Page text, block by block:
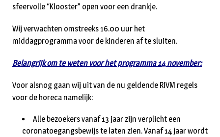
sfeervolle “Klooster” open voor een drankje.
Wij verwachten omstreeks 16.00 uur het
middagprogramma voor de kinderen af te sluiten.
Belangrijk om te weten voor het programma 14 november:
Voor alsnog gaan wij uit van de nu geldende RIVM regels
voor de horeca namelijk:
Alle bezoekers vanaf 13 jaar zijn verplicht een
coronatoegangsbewijs te laten zien. Vanaf 14 jaar wordt